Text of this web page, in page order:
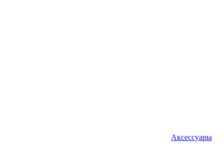
Аксессуары